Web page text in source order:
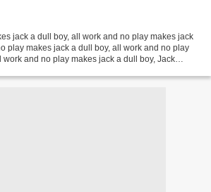
jack a dull boy, all work and no play makes jack
play makes jack a dull boy, all work and no play
and no play makes jack a dull boy, Jack